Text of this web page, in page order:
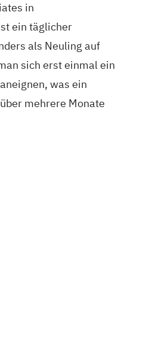
in
ein täglicher
als Neuling auf
sich erst einmal ein
was ein
mehrere Monate